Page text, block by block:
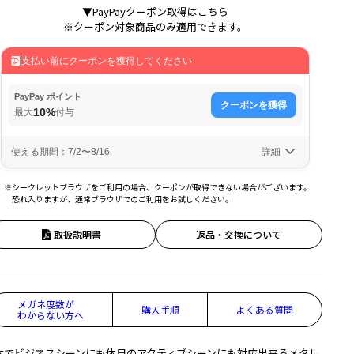
▼PayPayクーポン取得はこちら
※クーポン対象商品のみ適用できます。
※シークレットブラウザをご利用の場合、クーポンが取得できない場合がございます。
恐れ入りますが、通常ブラウザでのご利用をお試しください。
取扱説明書 返品・交換について
メガネ度数が
わからない方へ
購入手順 よくある質問